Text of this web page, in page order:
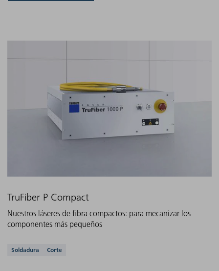
TruFiber P Compact
Nuestros láseres de fibra compactos: para mecanizar los
componentes más pequeños
Aplicaciones compatibles
Soldadura Corte